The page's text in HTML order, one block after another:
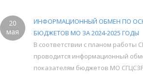
20
мая
ИНФОРМАЦИОННЫЙ ОБМЕН ПО
БЮДЖЕТОВ МО ЗА 2024-2025 ГОДЫ
В соответствии с планом работы
проводится информационный
показателям бюджетов МО